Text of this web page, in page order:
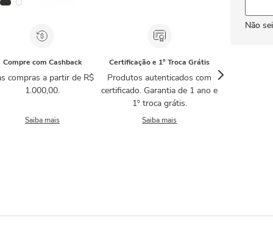
Compre com Cashback
compras a partir de R$
1.000,00.
Saiba mais
Certificação e 1° Troca Grátis
Produtos autenticados com
certificado. Garantia de 1 ano e
1º troca grátis.
Saiba mais
Não